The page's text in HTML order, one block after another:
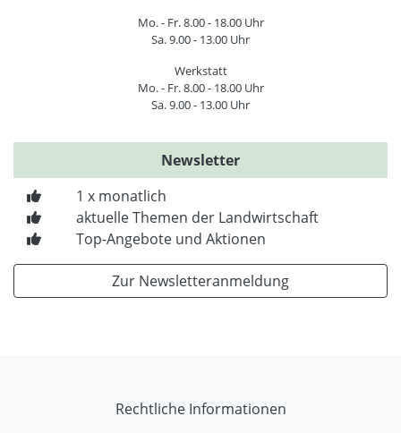
Mo. - Fr. 8.00 - 18.00 Uhr
Sa. 9.00 - 13.00 Uhr
Werkstatt
Mo. - Fr. 8.00 - 18.00 Uhr
Sa. 9.00 - 13.00 Uhr
Newsletter
1 x monatlich
aktuelle Themen der Landwirtschaft
Top-Angebote und Aktionen
Zur Newsletteranmeldung
Rechtliche Informationen